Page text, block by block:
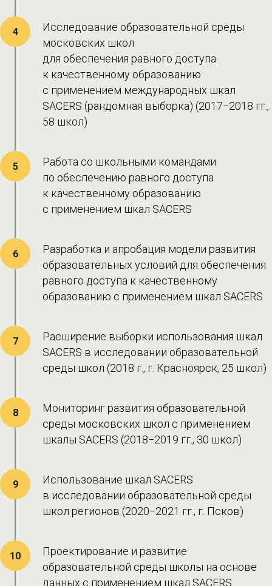
4
Исследование образовательной среды
московских школ
для обеспечения равного доступа
к качественному образованию
с применением международных шкал
SACERS (рандомная выборка) (2017−2018 гг.,
58 школ)
5
Работа со школьными командами
по обеспечению равного доступа
к качественному образованию
с применением шкал SACERS
6
Разработка и апробация модели развития
образовательных условий для обеспечения
равного доступа к качественному
образованию с применением шкал SACERS
7
Расширение выборки использования шкал
SACERS в исследовании образовательной
среды школ (2018 г., г. Красноярск, 25 школ)
8
Мониторинг развития образовательной
среды московских школ с применением
шкалы SACERS (2018−2019 гг., 30 школ)
9
Использование шкал SACERS
в исследовании образовательной среды
школ регионов (2020−2021 гг., г. Псков)
10
Проектирование и развитие
образовательной среды школы на основе
данных с применением шкал SACERS